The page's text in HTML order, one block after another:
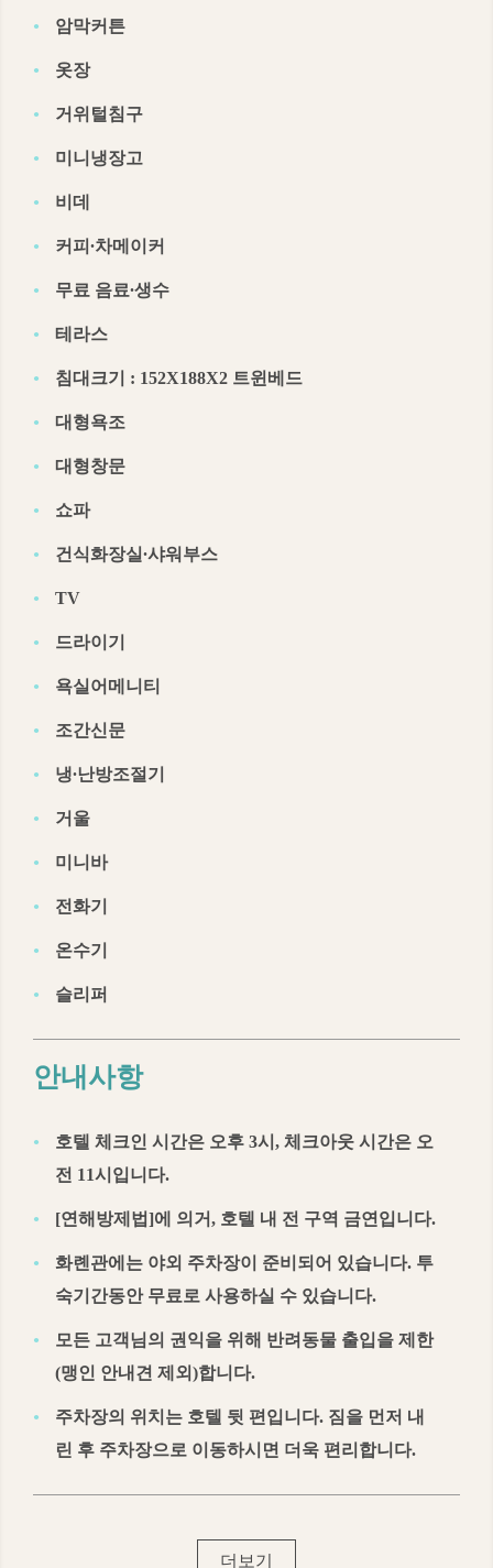
中文
암막커튼
옷장
거위털침구
미니냉장고
비데
커피∙차메이커
무료 음료∙생수
테라스
침대크기 : 152X188X2 트윈베드
대형욕조
대형창문
쇼파
건식화장실∙샤워부스
TV
드라이기
욕실어메니티
조간신문
냉∙난방조절기
거울
미니바
전화기
온수기
슬리퍼
안내사항
호텔 체크인 시간은 오후 3시, 체크아웃 시간은 오
전 11시입니다.
[연해방제법]에 의거, 호텔 내 전 구역 금연입니다.
화롄관에는 야외 주차장이 준비되어 있습니다. 투
숙기간동안 무료로 사용하실 수 있습니다.
모든 고객님의 권익을 위해 반려동물 출입을 제한
(맹인 안내견 제외)합니다.
주차장의 위치는 호텔 뒷 편입니다. 짐을 먼저 내
린 후 주차장으로 이동하시면 더욱 편리합니다.
더보기